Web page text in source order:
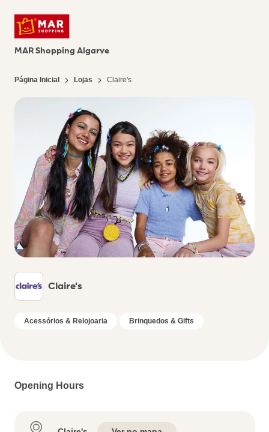
MAR Shopping Algarve
Página Inicial Lojas Claire's
Claire's
Acessórios & Relojoaria Brinquedos & Gifts
Opening Hours